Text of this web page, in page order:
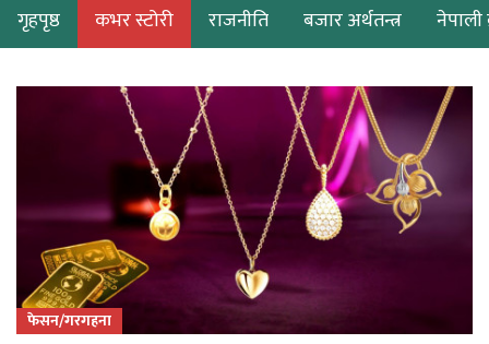
गृहपृष्ठ कभर स्टोरी राजनीति बजार अर्थतन्त्र नेपाली
फेसन/गरगहना